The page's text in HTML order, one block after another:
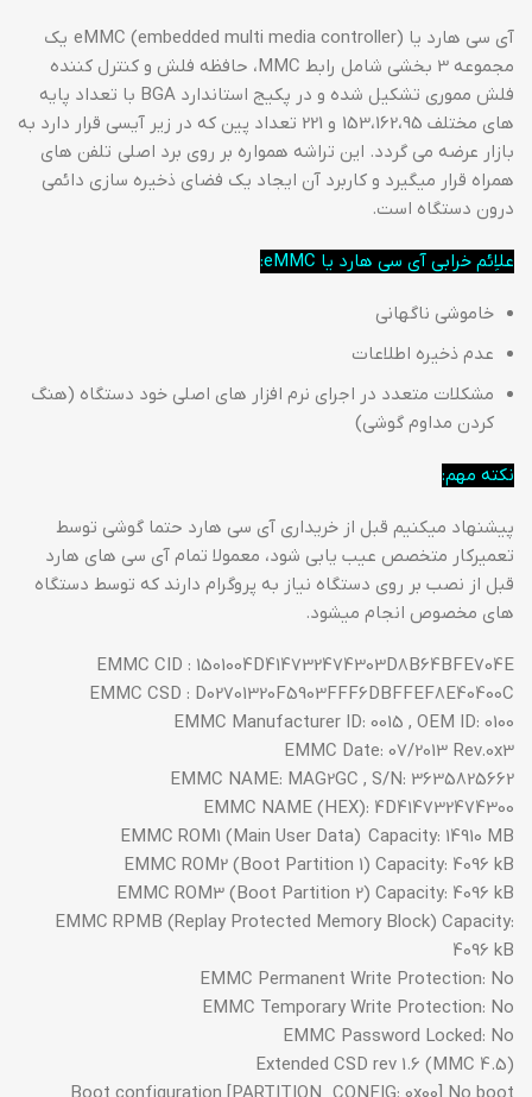
آی سی هارد یا eMMC (embedded multi media controller) یک
مجموعه 3 بخشی شامل رابط MMC، حافظه فلش و کنترل کننده
فلش مموری تشکیل شده و در پکیج استاندارد BGA با تعداد پایه
های مختلف 153،162،95 و 221 تعداد پین که در زیر آیسی قرار دارد به
بازار عرضه می گردد. این تراشه همواره بر روی برد اصلی تلفن های
همراه قرار میگیرد و کاربرد آن ایجاد یک فضای ذخیره سازی دائمی
درون دستگاه است.
علاِئم خرابی آی سی هارد یا eMMC:
خاموشی ناگهانی
عدم ذخیره اطلاعات
مشکلات متعدد در اجرای نرم افزار های اصلی خود دستگاه (هنگ
کردن مداوم گوشی)
نکته مهم:
پیشنهاد میکنیم قبل از خریداری آی سی هارد حتما گوشی توسط
تعمیرکار متخصص عیب یابی شود، معمولا تمام آی سی های هارد
قبل از نصب بر روی دستگاه نیاز به پروگرام دارند که توسط دستگاه
های مخصوص انجام میشود.
EMMC CID : 1501004D414732474303D8B64BFE704E
EMMC CSD : D02701320F5903FFF6DBFFEF8E40400C
EMMC Manufacturer ID: 0015 , OEM ID: 0100
EMMC Date: 07/2013 Rev.0x3
EMMC NAME: MAG2GC , S/N: 3635825662
EMMC NAME (HEX): 4D414732474300
EMMC ROM1 (Main User Data) Capacity: 14910 MB
EMMC ROM2 (Boot Partition 1) Capacity: 4096 kB
EMMC ROM3 (Boot Partition 2) Capacity: 4096 kB
EMMC RPMB (Replay Protected Memory Block) Capacity:
4096 kB
EMMC Permanent Write Protection: No
EMMC Temporary Write Protection: No
EMMC Password Locked: No
Extended CSD rev 1.6 (MMC 4.5)